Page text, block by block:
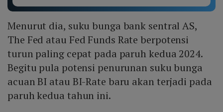
Menurut dia, suku bunga bank sentral AS,
The Fed atau Fed Funds Rate berpotensi
turun paling cepat pada paruh kedua 2024.
Begitu pula potensi penurunan suku bunga
acuan BI atau BI-Rate baru akan terjadi pada
paruh kedua tahun ini.